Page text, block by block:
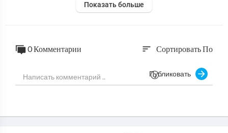
Показать больше
0 Комментарии sort Сортировать По
Публиковать